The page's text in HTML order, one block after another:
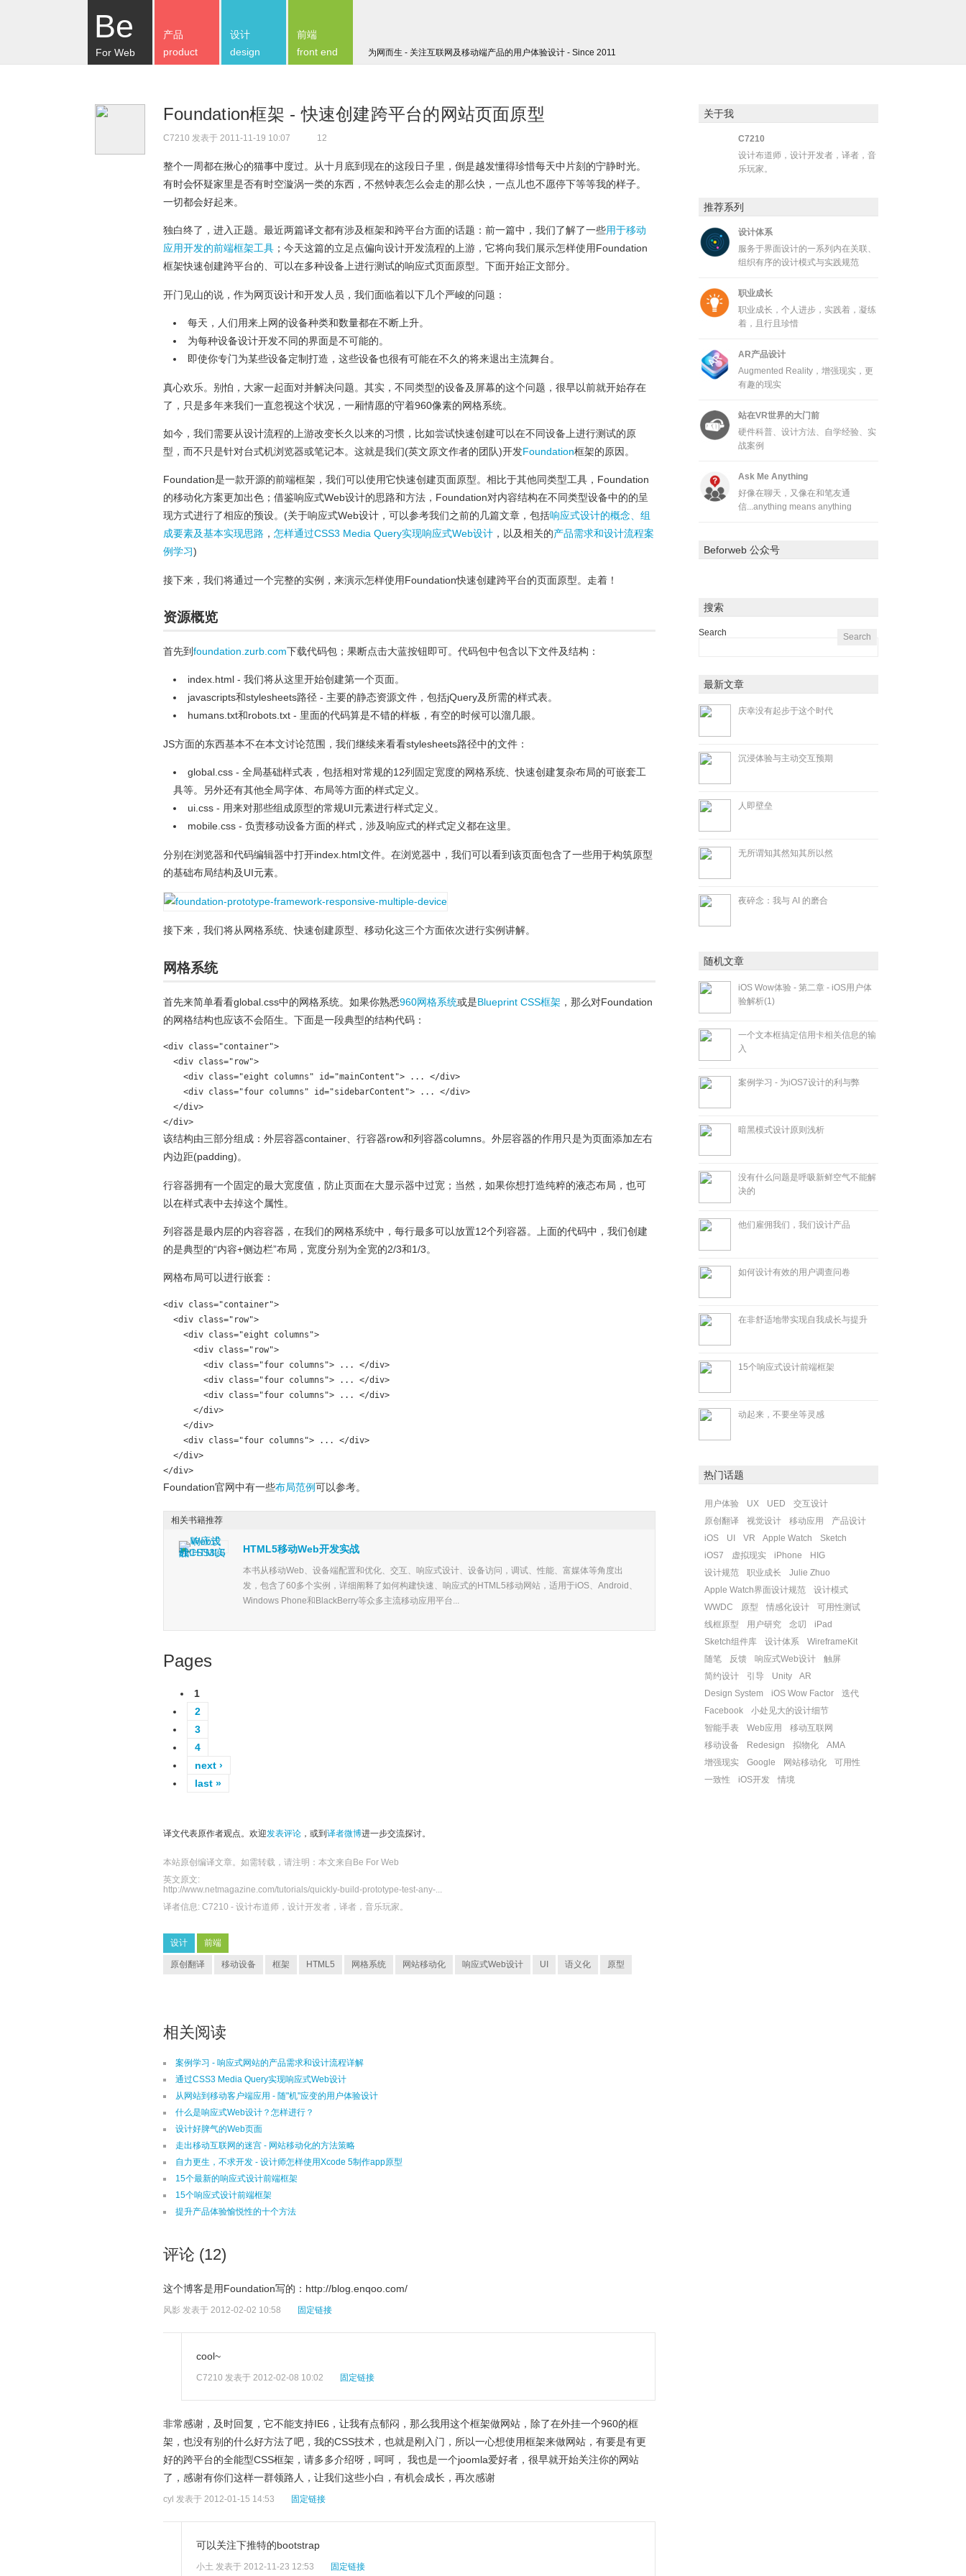
Be
For Web 为网而生 - 关注互联网及移动端产品的用户体验设计 - Since 2011
产品
product
设计
design
前端
front end
Foundation框架 - 快速创建跨平台的网站页面原型
C7210 发表于 2011-11-19 10:07 12
整个一周都在揪心的猫事中度过。从十月底到现在的这段日子里，倒是越发懂得珍惜每天中片刻的宁静时光。
有时会怀疑家里是否有时空漩涡一类的东西，不然钟表怎么会走的那么快，一点儿也不愿停下等等我的样子。
一切都会好起来。
独白终了，进入正题。最近两篇译文都有涉及框架和跨平台方面的话题：前一篇中，我们了解了一些用于移动
应用开发的前端框架工具 ；今天这篇的立足点偏向设计开发流程的上游，它将向我们展示怎样使用Foundation
框架快速创建跨平台的、可以在多种设备上进行测试的响应式页面原型。下面开始正文部分。
开门见山的说，作为网页设计和开发人员，我们面临着以下几个严峻的问题：
每天，人们用来上网的设备种类和数量都在不断上升。
为每种设备设计开发不同的界面是不可能的。
即使你专门为某些设备定制打造，这些设备也很有可能在不久的将来退出主流舞台。
真心欢乐。别怕，大家一起面对并解决问题。其实，不同类型的设备及屏幕的这个问题，很早以前就开始存在
了，只是多年来我们一直忽视这个状况，一厢情愿的守着960像素的网格系统。
如今，我们需要从设计流程的上游改变长久以来的习惯，比如尝试快速创建可以在不同设备上进行测试的原
型，而不只是针对台式机浏览器或笔记本。这就是我们(英文原文作者的团队)开发Foundation框架的原因。
Foundation是一款开源的前端框架，我们可以使用它快速创建页面原型。相比于其他同类型工具，Foundation
的移动化方案更加出色；借鉴响应式Web设计的思路和方法，Foundation对内容结构在不同类型设备中的的呈
现方式进行了相应的预设。(关于响应式Web设计，可以参考我们之前的几篇文章，包括响应式设计的概念、组
成要素及基本实现思路 ， 怎样通过CSS3 Media Query实现响应式Web设计 ，以及相关的产品需求和设计流程案
例学习)
接下来，我们将通过一个完整的实例，来演示怎样使用Foundation快速创建跨平台的页面原型。走着！
资源概览
首先到foundation.zurb.com下载代码包；果断点击大蓝按钮即可。代码包中包含以下文件及结构：
index.html - 我们将从这里开始创建第一个页面。
javascripts和stylesheets路径 - 主要的静态资源文件，包括jQuery及所需的样式表。
humans.txt和robots.txt - 里面的代码算是不错的样板，有空的时候可以溜几眼。
JS方面的东西基本不在本文讨论范围，我们继续来看看stylesheets路径中的文件：
global.css - 全局基础样式表，包括相对常规的12列固定宽度的网格系统、快速创建复杂布局的可嵌套工
具等。另外还有其他全局字体、布局等方面的样式定义。
ui.css - 用来对那些组成原型的常规UI元素进行样式定义。
mobile.css - 负责移动设备方面的样式，涉及响应式的样式定义都在这里。
分别在浏览器和代码编辑器中打开index.html文件。在浏览器中，我们可以看到该页面包含了一些用于构筑原型
的基础布局结构及UI元素。
接下来，我们将从网格系统、快速创建原型、移动化这三个方面依次进行实例讲解。
网格系统
首先来简单看看global.css中的网格系统。如果你熟悉960网格系统或是Blueprint CSS框架 ，那么对Foundation
的网格结构也应该不会陌生。下面是一段典型的结构代码：
<div class="container">
  <div class="row">
    <div class="eight columns" id="mainContent"> ... </div>
    <div class="four columns" id="sidebarContent"> ... </div>
  </div>
</div>
该结构由三部分组成：外层容器container、行容器row和列容器columns。外层容器的作用只是为页面添加左右
内边距(padding)。
行容器拥有一个固定的最大宽度值，防止页面在大显示器中过宽；当然，如果你想打造纯粹的液态布局，也可
以在样式表中去掉这个属性。
列容器是最内层的内容容器，在我们的网格系统中，每行最多可以放置12个列容器。
上面的代码中，我们创建
的是典型的“内容+侧边栏”布局，宽度分别为全宽的2/3和1/3。
网格布局可以进行嵌套：
<div class="container">
  <div class="row">
    <div class="eight columns">
      <div class="row">
        <div class="four columns"> ... </div>
        <div class="four columns"> ... </div>
        <div class="four columns"> ... </div>
      </div>
    </div>
    <div class="four columns"> ... </div>
  </div>
</div>
Foundation官网中有一些布局范例可以参考。
HTML5移动Web开发实战
本书从移动Web、设备端配置和优化、交互、响应式设计、设备访问，调试、性能、富媒体等角度出
发，包含了60多个实例，详细阐释了如何构建快速、响应式的HTML5移动网站，适用于iOS、Android、
Windows Phone和BlackBerry等众多主流移动应用平台...
相关书籍推荐
Pages
1
2
3
4
next ›
last »
译文代表原作者观点。欢迎发表评论 ，或到译者微博进一步交流探讨。
本站原创编译文章。如需转载，请注明：本文来自 Be For Web
英文原文:
http://www.netmagazine.com/tutorials/quickly-build-prototype-test-any-...
译者信息: C7210 - 设计布道师，设计开发者，译者，音乐玩家。
设计 前端
原创翻译 移动设备 框架 HTML5 网格系统 网站移动化 响应式Web设计 UI 语义化 原型
相关阅读
案例学习 - 响应式网站的产品需求和设计流程详解
通过CSS3 Media Query实现响应式Web设计
从网站到移动客户端应用 - 随"机"应变的用户体验设计
什么是响应式Web设计？怎样进行？
设计好脾气的Web页面
走出移动互联网的迷宫 - 网站移动化的方法策略
自力更生，不求开发 - 设计师怎样使用Xcode 5制作app原型
15个最新的响应式设计前端框架
15个响应式设计前端框架
提升产品体验愉悦性的十个方法
评论 (12)
这个博客是用Foundation写的：http://blog.enqoo.com/
风影 发表于 2012-02-02 10:58 固定链接
cool~
C7210 发表于 2012-02-08 10:02 固定链接
非常感谢，及时回复，它不能支持IE6，让我有点郁闷，那么我用这个框架做网站，除了在外挂一个960的框
架，也没有别的什么好方法了吧，我的CSS技术，也就是刚入门，所以一心想使用框架来做网站，有要是有更
好的跨平台的全能型CSS框架，请多多介绍呀，呵呵， 我也是一个joomla爱好者，很早就开始关注你的网站
了，感谢有你们这样一群领路人，让我们这些小白，有机会成长，再次感谢
cyl 发表于 2012-01-15 14:53 固定链接
可以关注下推特的bootstrap
小土 发表于 2012-11-23 12:53 固定链接
关于我
C7210
设计布道师，设计开发者，译者，音
乐玩家。
推荐系列
设计体系
服务于界面设计的一系列内在关联、
组织有序的设计模式与实践规范
职业成长
职业成长，个人进步，实践着，凝练
着，且行且珍惜
AR产品设计
Augmented Reality，增强现实，更
有趣的现实
站在VR世界的大门前
硬件科普、设计方法、自学经验、实
战案例
Ask Me Anything
好像在聊天，又像在和笔友通
信...anything means anything
Beforweb 公众号
搜索
Search
最新文章
庆幸没有起步于这个时代
沉浸体验与主动交互预期
人即壁垒
无所谓知其然知其所以然
夜碎念：我与 AI 的磨合
随机文章
iOS Wow体验 - 第二章 - iOS用户体
验解析(1)
一个文本框搞定信用卡相关信息的输
入
案例学习 - 为iOS7设计的利与弊
暗黑模式设计原则浅析
没有什么问题是呼吸新鲜空气不能解
决的
他们雇佣我们，我们设计产品
如何设计有效的用户调查问卷
在非舒适地带实现自我成长与提升
15个响应式设计前端框架
动起来，不要坐等灵感
热门话题
用户体验 UX UED
交互设计
原创翻译
视觉设计 移动应用
产品设计
iOS
UI VR Apple Watch
Sketch
iOS7
虚拟现实 iPhone
HIG
设计规范
职业成长
Julie Zhuo
Apple Watch界面设计规范
设计模式
WWDC
原型 情感化设计
可用性测试
线框原型
用户研究 念叨
iPad
Sketch组件库
设计体系
WireframeKit
随笔
反馈 响应式Web设计
触屏
简约设计
引导 Unity
AR
Design System
iOS Wow Factor
迭代
Facebook
小处见大的设计细节
智能手表
Web应用
移动互联网
移动设备
Redesign 拟物化
AMA
增强现实
Google 网站移动化
可用性
一致性
iOS开发 情境